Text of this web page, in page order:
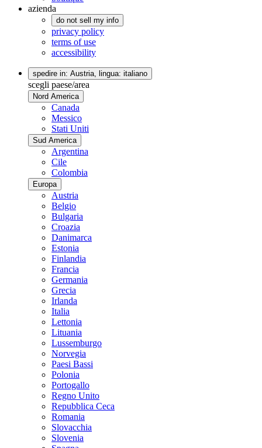
azienda
do not sell my info
privacy policy
terms of use
accessibility
spedire in: Austria, lingua: italiano
scegli paese/area
Nord America
Canada
Messico
Stati Uniti
Sud America
Argentina
Cile
Colombia
Europa
Austria
Belgio
Bulgaria
Croazia
Danimarca
Estonia
Finlandia
Francia
Germania
Grecia
Irlanda
Italia
Lettonia
Lituania
Lussemburgo
Norvegia
Paesi Bassi
Polonia
Portogallo
Regno Unito
Repubblica Ceca
Romania
Slovacchia
Slovenia